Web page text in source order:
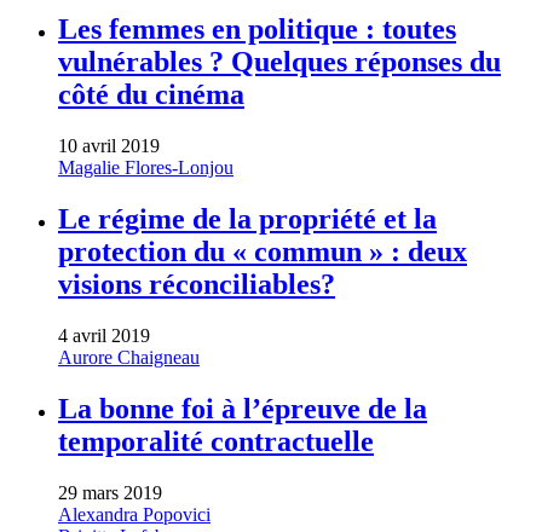
Les femmes en politique : toutes
vulnérables ? Quelques réponses du
côté du cinéma
10 avril 2019
Magalie Flores-Lonjou
Le régime de la propriété et la
protection du « commun » : deux
visions réconciliables?
4 avril 2019
Aurore Chaigneau
La bonne foi à l’épreuve de la
temporalité contractuelle
29 mars 2019
Alexandra Popovici